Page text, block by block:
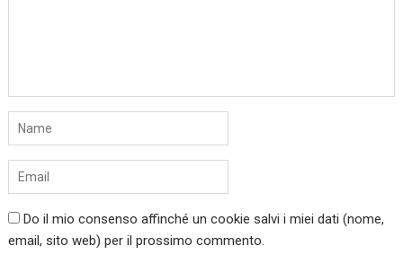
Do il mio consenso affinché un cookie salvi i miei dati (nome,
email, sito web) per il prossimo commento.